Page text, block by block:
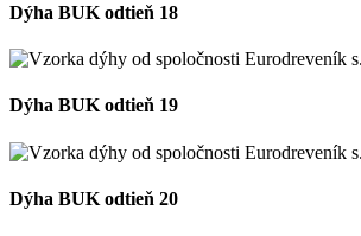
Dýha BUK odtieň 18
Dýha BUK odtieň 19
Dýha BUK odtieň 20